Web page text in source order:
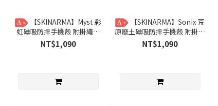
A
虹磁吸防摔手機殼 附掛繩環
iPhone 17 Pro / 17 ProMax
NT$1,090
A
原廢土磁吸防摔手機殼 附掛繩
環 iPhone 17 Pro / 17
ProMax
NT$1,090